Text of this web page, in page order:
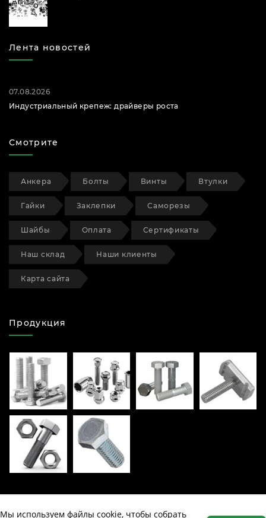
Лента новостей
07.08.2026
Индустриальный крепеж: драйверы роста
Смотрите
Анкера Болты Винты Втулки
Гайки Заклепки Саморезы
Шайбы Оплата Сертификаты
Наш склад Наши клиенты
Карта сайта
Продукция
Мы используем файлы cookie, чтобы собрать